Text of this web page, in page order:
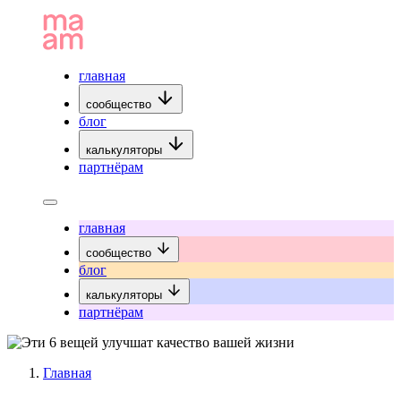
главная
сообщество
блог
калькуляторы
партнёрам
главная
сообщество
блог
калькуляторы
партнёрам
Главная